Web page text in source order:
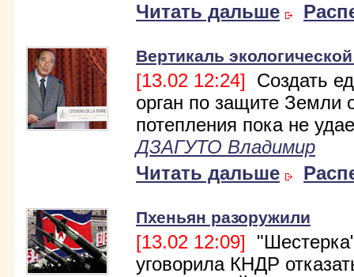
Читать дальше
Вертикаль
[13.02 12:24] Создать
орган по защите Земли
потепления пока не
ДЗАГУТО Владимир
Читать дальше
Пхеньян разоружили
[13.02 12:09]
уговорила КНДР